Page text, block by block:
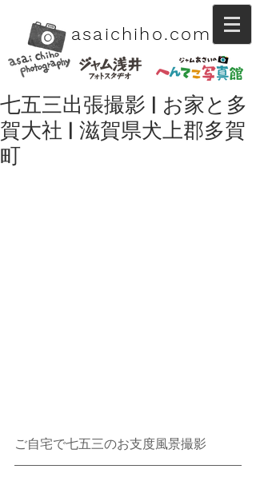
asaichiho.com
七五三出張撮影 | お家と多
賀大社 | 滋賀県犬上郡多賀
町
ご自宅で七五三のお支度風景撮影